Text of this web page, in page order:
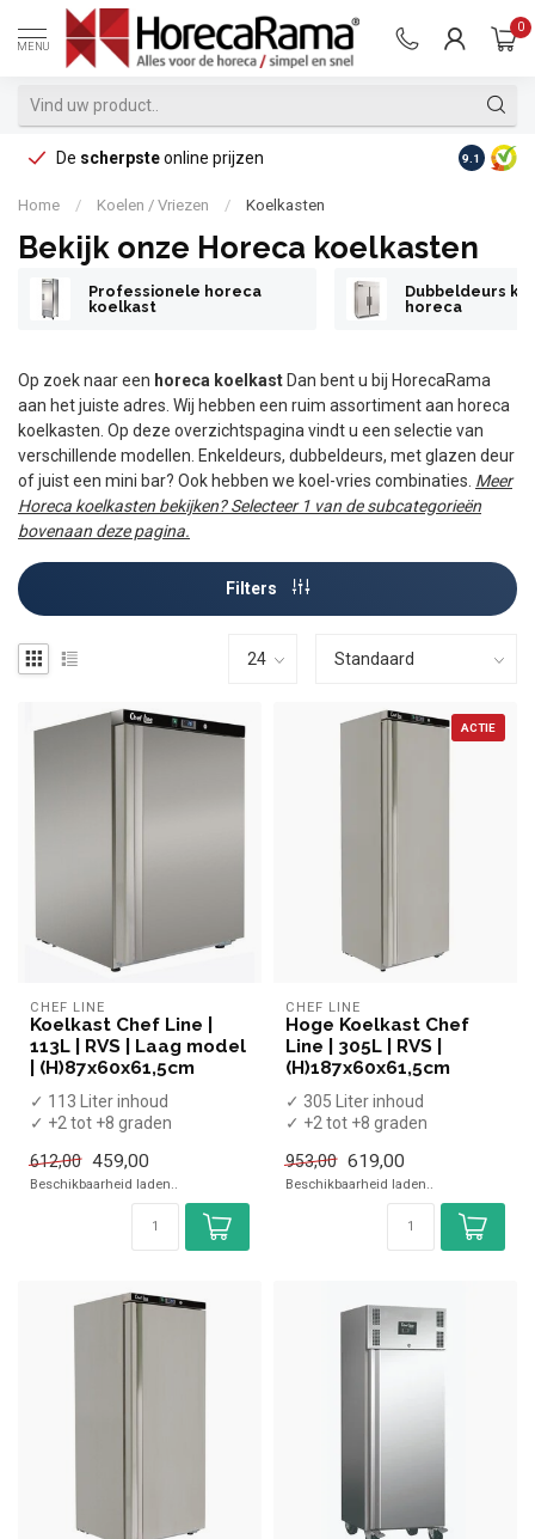
MENU
0
De scherpsteonline prijzen Op
9.1
Home / Koelen / Vriezen / Koelkasten
Bekijk onze Horeca koelkasten
Professionele horeca
koelkast
Dubbeldeurs
horeca
Op zoek naar een horeca koelkast Dan bent u bij HorecaRama
aan het juiste adres. Wij hebben een ruim assortiment aan horeca
koelkasten. Op deze overzichtspagina vindt u een selectie van
verschillende modellen. Enkeldeurs, dubbeldeurs, met glazen deur
of juist een mini bar? Ook hebben we koel-vries combinaties. Meer
Horeca koelkasten bekijken? Selecteer 1 van de subcategorieën
bovenaan deze pagina.
Filters
CHEF LINE
Koelkast Chef Line |
113L | RVS | Laag model
| (H)87x60x61,5cm
✓ 113 Liter inhoud
✓ +2 tot +8 graden
✓ Breedte 60 cm...
612,00 459,00
Beschikbaarheid laden..
ACTIE
CHEF LINE
Hoge Koelkast Chef
Line | 305L | RVS |
(H)187x60x61,5cm
✓ 305 Liter inhoud
✓ +2 tot +8 graden
✓ Breedte 60 cm...
953,00 619,00
Beschikbaarheid laden..